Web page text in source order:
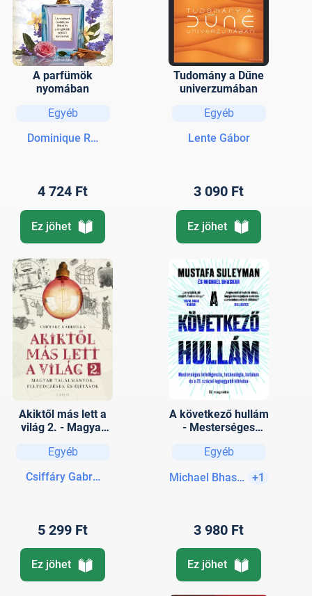
A parfümök
nyomában
Egyéb
Dominique Roques
4 724 Ft
Ez jöhet
Tudomány a Dűne
univerzumában
Egyéb
Lente Gábor
3 090 Ft
Ez jöhet
Akiktől más lett a
világ 2. - Magyar
felfedezések és
Egyéb
Csiffáry Gabriella
5 299 Ft
Ez jöhet
A következő hullám
- Mesterséges
technológia,
század legnagyobb
Egyéb
Michael Bhaskar+1
3 980 Ft
Ez jöhet